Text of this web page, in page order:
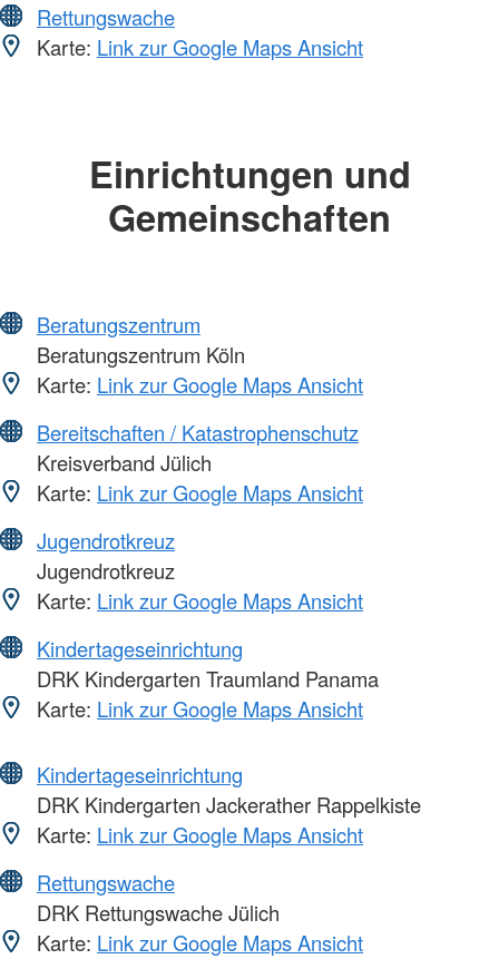
Rettungswache
Karte: Link zur Google Maps Ansicht
Einrichtungen und
Gemeinschaften
Beratungszentrum
Beratungszentrum Köln
Karte: Link zur Google Maps Ansicht
Bereitschaften / Katastrophenschutz
Kreisverband Jülich
Karte: Link zur Google Maps Ansicht
Jugendrotkreuz
Jugendrotkreuz
Karte: Link zur Google Maps Ansicht
Kindertageseinrichtung
DRK Kindergarten Traumland Panama
Karte: Link zur Google Maps Ansicht
Kindertageseinrichtung
DRK Kindergarten Jackerather Rappelkiste
Karte: Link zur Google Maps Ansicht
Rettungswache
DRK Rettungswache Jülich
Karte: Link zur Google Maps Ansicht